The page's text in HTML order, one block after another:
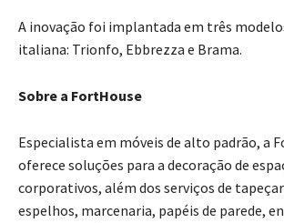
A inovação foi implantada em três
italiana: Trionfo, Ebbrezza e Brama.
Sobre a FortHouse
Especialista em móveis de alto padrão, a
oferece soluções para a decoração de
corporativos, além dos serviços de
espelhos, marcenaria, papéis de parede,